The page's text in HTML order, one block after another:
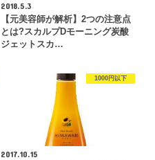
2018.5.3
【元美容師が解析】2つの注意点
とは?スカルプDモーニング炭酸
ジェットスカ…
1000円以下
2017.10.15